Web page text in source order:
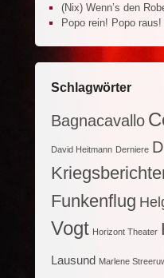
(Nix) Wenn’s den
Popo rein! Popo raus!
Schlagwörter
Bagnacavallo
David Heitmann Derniere
Funkenflug
Vogt Horizont Theater
Lausund Marlene